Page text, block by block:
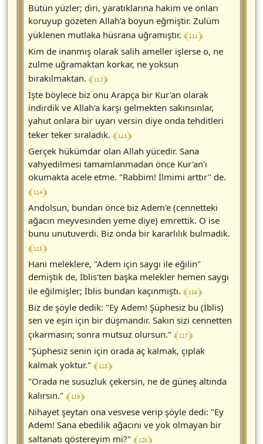
Bütün yüzler; diri, yaratıklarına hakim ve onları
koruyup gözeten Allah'a boyun eğmiştir. Zulüm
yüklenen mutlaka hüsrana uğramıştır. ﴾ 111 ﴿
Kim de inanmış olarak salih ameller işlerse o, ne
zulme uğramaktan korkar, ne yoksun
bırakılmaktan. ﴾ 112 ﴿
İşte böylece biz onu Arapça bir Kur'an olarak
indirdik ve Allah'a karşı gelmekten sakınsınlar,
yahut onlara bir uyarı versin diye onda tehditleri
teker teker sıraladık. ﴾ 113 ﴿
Gerçek hükümdar olan Allah yücedir. Sana
vahyedilmesi tamamlanmadan önce Kur'an'ı
okumakta acele etme. "Rabbim! İlmimi arttır" de.
﴾ 114 ﴿
Andolsun, bundan önce biz Adem'e (cennetteki
ağacın meyvesinden yeme diye) emrettik. O ise
bunu unutuverdi. Biz onda bir kararlılık bulmadık.
﴾ 115 ﴿
Hani meleklere, "Adem için saygı ile eğilin"
demiştik de, İblis'ten başka melekler hemen saygı
ile eğilmişler; İblis bundan kaçınmıştı. ﴾ 116 ﴿
Biz de şöyle dedik: "Ey Adem! Şüphesiz bu (İblis)
sen ve eşin için bir düşmandır. Sakın sizi cennetten
çıkarmasın; sonra mutsuz olursun." ﴾ 117 ﴿
"Şüphesiz senin için orada aç kalmak, çıplak
kalmak yoktur." ﴾ 118 ﴿
"Orada ne susuzluk çekersin, ne de güneş altında
kalırsın." ﴾ 119 ﴿
Nihayet şeytan ona vesvese verip şöyle dedi: "Ey
Adem! Sana ebedilik ağacını ve yok olmayan bir
saltanatı göstereyim mi?" ﴾ 120 ﴿